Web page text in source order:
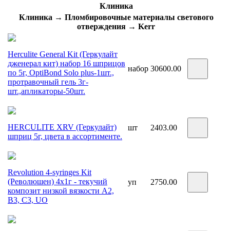
Клиника
Клиника → Пломбировочные материалы светового
отверждения → Kerr
Herculite General Kit (Геркулайт
дженерал кит) набор 16 шприцов
по 5г, OptiBond Solo plus-1шт.,
протравочный гель 3г-
шт.,апликаторы-50шт.
набор 30600.00
HERCULITE XRV (Геркулайт)
шприц 5г, цвета в ассортименте.
шт 2403.00
Revolution 4-syringes Kit
(Революшен) 4х1г - текучий
композит низкой вязкости А2,
В3, C3, UO
уп 2750.00